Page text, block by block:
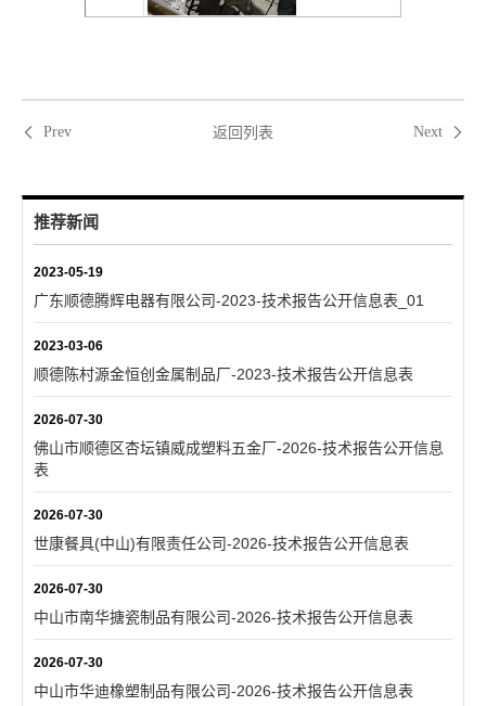
Prev 返回列表 Next
推荐新闻
2023-05-19
广东顺德腾辉电器有限公司-2023-技术报告公开信息表_01
2023-03-06
顺德陈村源金恒创金属制品厂-2023-技术报告公开信息表
2026-07-30
佛山市顺德区杏坛镇威成塑料五金厂-2026-技术报告公开信息
表
2026-07-30
世康餐具(中山)有限责任公司-2026-技术报告公开信息表
2026-07-30
中山市南华搪瓷制品有限公司-2026-技术报告公开信息表
2026-07-30
中山市华迪橡塑制品有限公司-2026-技术报告公开信息表